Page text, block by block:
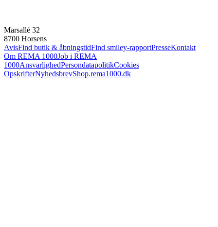
Marsallé 32
8700 Horsens
AvisFind butik & åbningstidFind smiley-rapportPresseKontakt
Om REMA 1000Job i REMA
1000AnsvarlighedPersondatapolitikCookies
OpskrifterNyhedsbrevShop.rema1000.dk